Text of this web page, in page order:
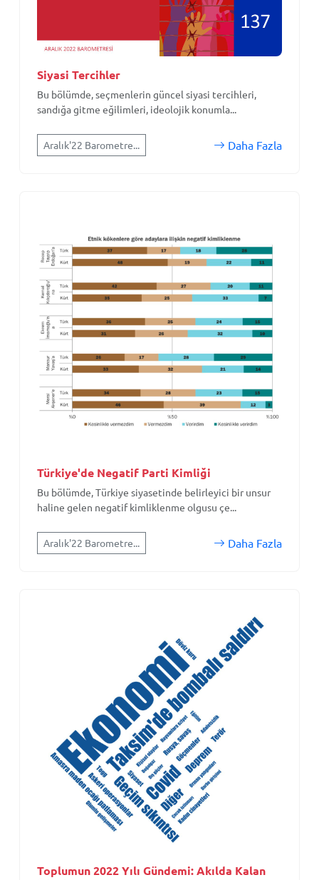
Siyasi Tercihler
Bu bölümde, seçmenlerin güncel siyasi tercihleri,
sandığa gitme eğilimleri, ideolojik konumla...
Aralık'22 Barometre... Daha Fazla
Türkiye'de Negatif Parti Kimliği
Bu bölümde, Türkiye siyasetinde belirleyici bir unsur
haline gelen negatif kimliklenme olgusu çe...
Aralık'22 Barometre... Daha Fazla
Toplumun 2022 Yılı Gündemi: Akılda Kalan